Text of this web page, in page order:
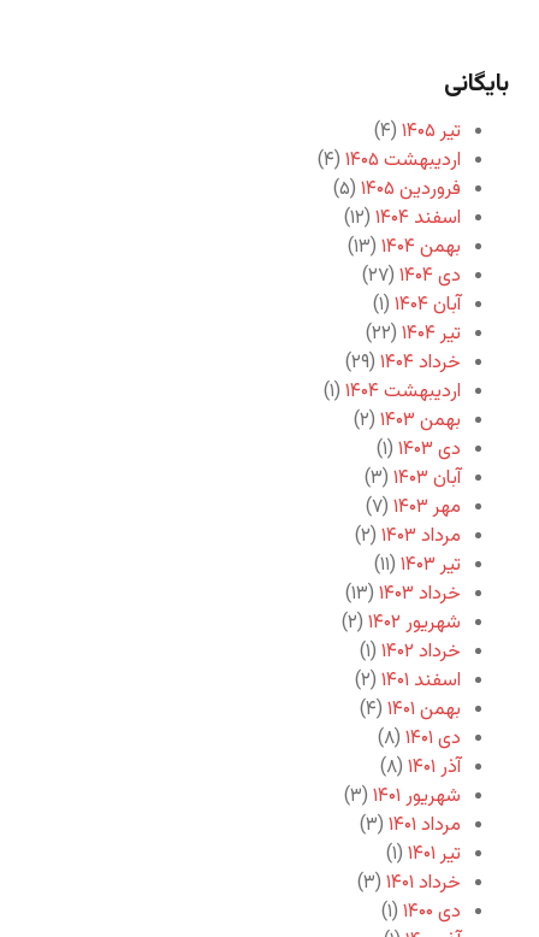
بایگانی
تیر ۱۴۰۵
(۴)
اردیبهشت ۱۴۰۵
(۴)
فروردین ۱۴۰۵
(۵)
اسفند ۱۴۰۴
(۱۲)
بهمن ۱۴۰۴
(۱۳)
دی ۱۴۰۴
(۲۷)
آبان ۱۴۰۴
(۱)
تیر ۱۴۰۴
(۲۲)
خرداد ۱۴۰۴
(۲۹)
اردیبهشت ۱۴۰۴
(۱)
بهمن ۱۴۰۳
(۲)
دی ۱۴۰۳
(۱)
آبان ۱۴۰۳
(۳)
مهر ۱۴۰۳
(۷)
مرداد ۱۴۰۳
(۲)
تیر ۱۴۰۳
(۱۱)
خرداد ۱۴۰۳
(۱۳)
شهریور ۱۴۰۲
(۲)
خرداد ۱۴۰۲
(۱)
اسفند ۱۴۰۱
(۲)
بهمن ۱۴۰۱
(۴)
دی ۱۴۰۱
(۸)
آذر ۱۴۰۱
(۸)
شهریور ۱۴۰۱
(۳)
مرداد ۱۴۰۱
(۳)
تیر ۱۴۰۱
(۱)
خرداد ۱۴۰۱
(۳)
دی ۱۴۰۰
(۱)